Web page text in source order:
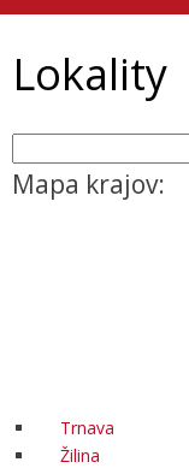
Lokality
Mapa krajov:
Trnava
Žilina